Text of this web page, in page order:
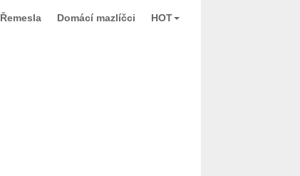
Řemesla Domácí mazlíčci HOT